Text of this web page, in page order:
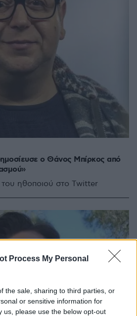
Process My Personal
the sale, sharing to third parties, or
or sensitive information for
us, please use the below opt-out
ο Θάνος Μπίρκος από
ηθοποιού στο Twitter